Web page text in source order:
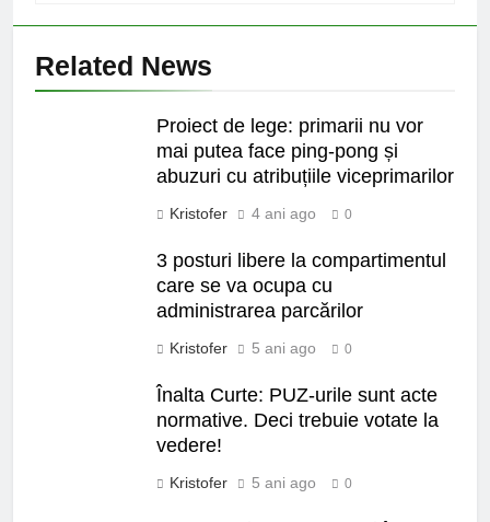
Related News
Proiect de lege: primarii nu vor
mai putea face ping-pong și
abuzuri cu atribuțiile viceprimarilor
Kristofer 4 ani ago 0
3 posturi libere la compartimentul
care se va ocupa cu
administrarea parcărilor
Kristofer 5 ani ago 0
Înalta Curte: PUZ-urile sunt acte
normative. Deci trebuie votate la
vedere!
Kristofer 5 ani ago 0